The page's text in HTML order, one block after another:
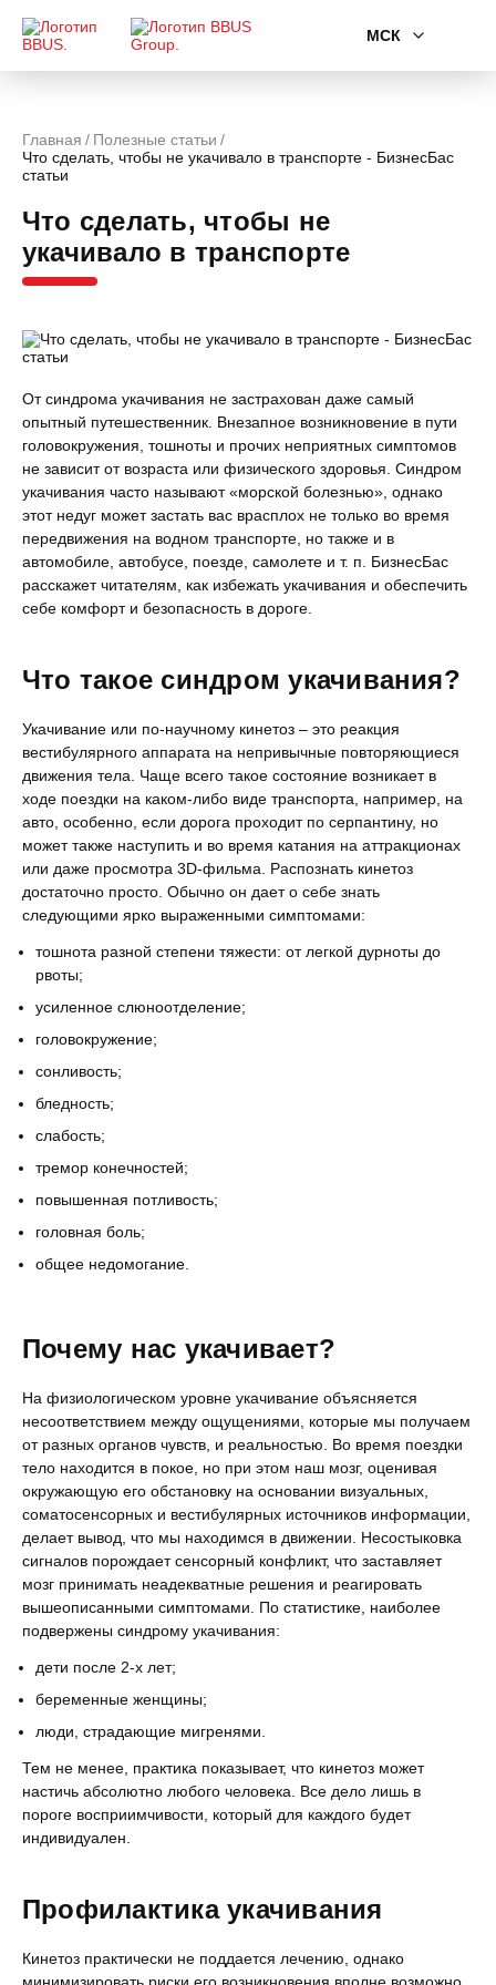
МСК
Главная
Полезные статьи
Что сделать, чтобы не укачивало в транспорте - БизнесБас
статьи
Что сделать, чтобы не
укачивало в транспорте
От синдрома укачивания не застрахован даже самый
опытный путешественник. Внезапное возникновение в пути
головокружения, тошноты и прочих неприятных симптомов
не зависит от возраста или физического здоровья. Синдром
укачивания часто называют «морской болезнью», однако
этот недуг может застать вас врасплох не только во время
передвижения на водном транспорте, но также и в
автомобиле, автобусе, поезде, самолете и т. п. БизнесБас
расскажет читателям, как избежать укачивания и обеспечить
себе комфорт и безопасность в дороге.
Что такое синдром укачивания?
Укачивание или по-научному кинетоз – это реакция
вестибулярного аппарата на непривычные повторяющиеся
движения тела. Чаще всего такое состояние возникает в
ходе поездки на каком-либо виде транспорта, например, на
авто, особенно, если дорога проходит по серпантину, но
может также наступить и во время катания на аттракционах
или даже просмотра 3D-фильма. Распознать кинетоз
достаточно просто. Обычно он дает о себе знать
следующими ярко выраженными симптомами:
тошнота разной степени тяжести: от легкой дурноты до
рвоты;
усиленное слюноотделение;
головокружение;
сонливость;
бледность;
слабость;
тремор конечностей;
повышенная потливость;
головная боль;
общее недомогание.
Почему нас укачивает?
На физиологическом уровне укачивание объясняется
несоответствием между ощущениями, которые мы получаем
от разных органов чувств, и реальностью. Во время поездки
тело находится в покое, но при этом наш мозг, оценивая
окружающую его обстановку на основании визуальных,
соматосенсорных и вестибулярных источников информации,
делает вывод, что мы находимся в движении. Несостыковка
сигналов порождает сенсорный конфликт, что заставляет
мозг принимать неадекватные решения и реагировать
вышеописанными симптомами. По статистике, наиболее
подвержены синдрому укачивания:
дети после 2-х лет;
беременные женщины;
люди, страдающие мигренями.
Тем не менее, практика показывает, что кинетоз может
настичь абсолютно любого человека. Все дело лишь в
пороге восприимчивости, который для каждого будет
индивидуален.
Профилактика укачивания
Кинетоз практически не поддается лечению, однако